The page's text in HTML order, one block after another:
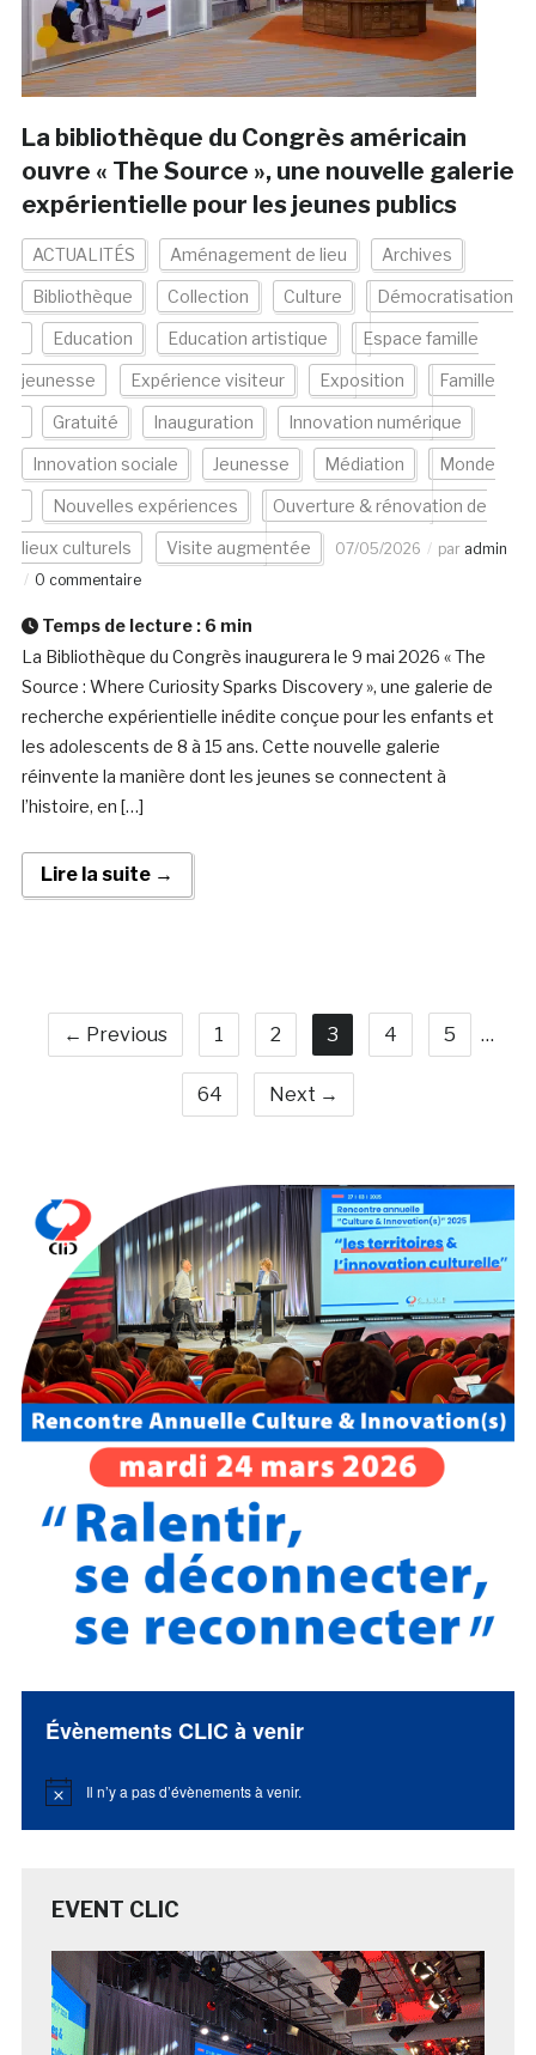
La bibliothèque du Congrès américain
ouvre « The Source », une nouvelle galerie
expérientielle pour les jeunes publics
ACTUALITÉS Aménagement de lieu Archives
Bibliothèque Collection Culture Démocratisation
Education Education artistique Espace famille
jeunesse Expérience visiteur Exposition Famille
Gratuité Inauguration Innovation numérique
Innovation sociale Jeunesse Médiation Monde
Nouvelles expériences Ouverture & rénovation de
lieux culturels Visite augmentée 07/05/2026 par admin
0 commentaire
Temps de lecture : 6 min
La Bibliothèque du Congrès inaugurera le 9 mai 2026 « The
Source : Where Curiosity Sparks Discovery », une galerie de
recherche expérientielle inédite conçue pour les enfants et
les adolescents de 8 à 15 ans. Cette nouvelle galerie
réinvente la manière dont les jeunes se connectent à
l’histoire, en […]
Lire la suite →
← Previous 1 2 3 4 5 …
64 Next →
Évènements CLIC à venir
Notice Il n’y a pas d’évènements à venir.
EVENT CLIC